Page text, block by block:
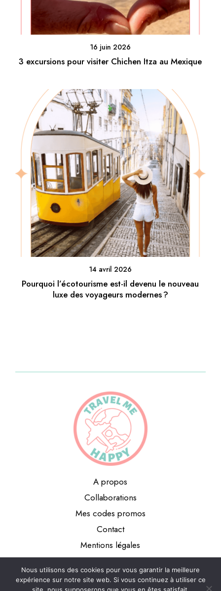
16 juin 2026
3 excursions pour visiter Chichen Itza au Mexique
14 avril 2026
Pourquoi l’écotourisme est-il devenu le nouveau
luxe des voyageurs modernes ?
A propos
Collaborations
Mes codes promos
Contact
Mentions légales
Le blog voyage Travel Me Happy
Nous utilisons des cookies pour vous garantir la meilleure
expérience sur notre site web. Si vous continuez à utiliser ce